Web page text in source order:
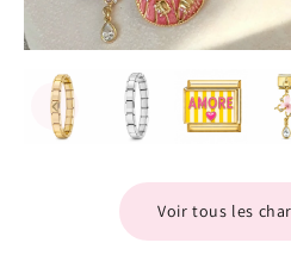
Voir tous les